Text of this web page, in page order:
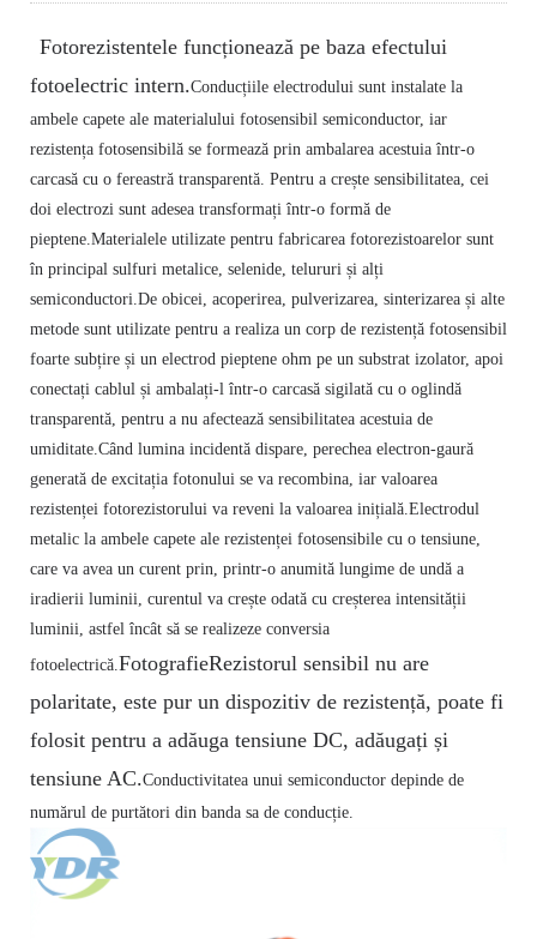
Fotorezistentele funcționează pe baza efectului
fotoelectric intern.Conducțiile electrodului sunt instalate la
ambele capete ale materialului fotosensibil semiconductor, iar
rezistența fotosensibilă se formează prin ambalarea acestuia într-o
carcasă cu o fereastră transparentă. Pentru a crește sensibilitatea, cei
doi electrozi sunt adesea transformați într-o formă de
pieptene. Materialele utilizate pentru fabricarea fotorezistoarelor sunt
în principal sulfuri metalice, selenide, telururi și alți
semiconductori. De obicei, acoperirea, pulverizarea, sinterizarea și alte
metode sunt utilizate pentru a realiza un corp de rezistență fotosensibil
foarte subțire și un electrod pieptene ohm pe un substrat izolator, apoi
conectați cablul și ambalați-l într-o carcasă sigilată cu o oglindă
transparentă, pentru a nu afectează sensibilitatea acestuia de
umiditate. Când lumina incidentă dispare, perechea electron-gaură
generată de excitația fotonului se va recombina, iar valoarea
rezistenței fotorezistorului va reveni la valoarea inițială. Electrodul
metalic la ambele capete ale rezistenței fotosensibile cu o tensiune,
care va avea un curent prin, printr-o anumită lungime de undă a
iradierii luminii, curentul va crește odată cu creșterea intensității
luminii, astfel încât să se realizeze conversia
fotoelectrică. FotografieRezistorul sensibil nu are
polaritate, este pur un dispozitiv de rezistență, poate fi
folosit pentru a adăuga tensiune DC, adăugați și
tensiune AC.Conductivitatea unui semiconductor depinde de
numărul de purtători din banda sa de conducție.